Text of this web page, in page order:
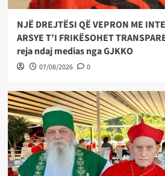
NJË DREJTËSI QË VEPRON ME
ARSYE T’I FRIKËSOHET
reja ndaj medias nga GJKKO
07/08/2026 0